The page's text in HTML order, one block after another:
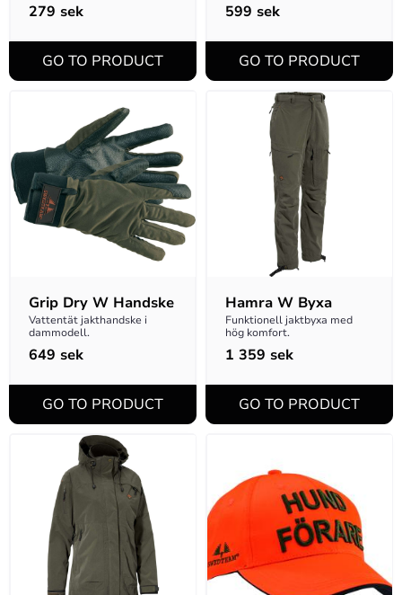
279 sek 599 sek
Grip Dry W Handske
Vattentät jakthandske i
dammodell.
649 sek
Hamra W Byxa
Funktionell jaktbyxa med
hög komfort.
1 359 sek